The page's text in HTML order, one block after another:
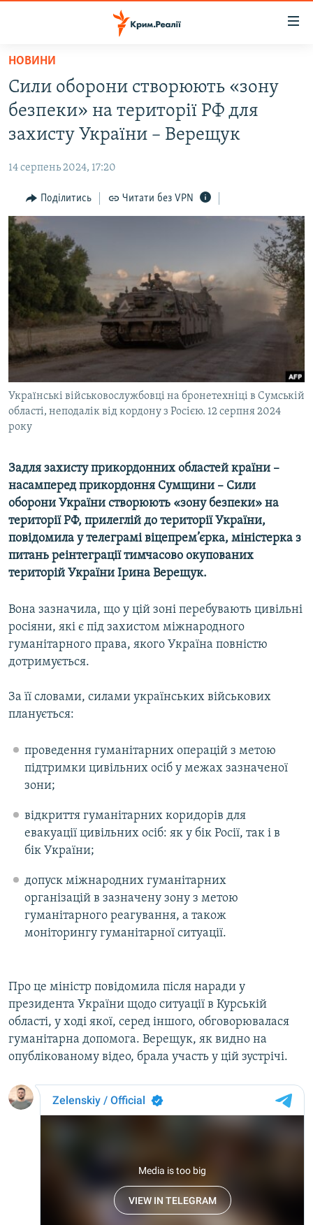
Перейти
основного
матеріалу
до
основної
навігації
Перейти
до
пошуку
ВОДА.КРИМ
ВІДЕО ТА ФОТО
БЛОГИ
ПОГЛЯД
ІНТЕРВ'Ю
ВСЕ ЗА ДЕНЬ
СПЕЦПРОЕКТИ
ДЕПОРТАЦІЯ
ВІДЕОУРОКИ «ELIFBE»
СВІДЧЕННЯ ОКУПАЦІЇ
ІНФОГРАФІКА
ЯК ОБІЙТИ БЛОКУВАННЯ
Русский
Qırımtatar
ДОЛУЧАЙСЯ!
Усі сайти RFE/RL
НОВИНИ
Сили оборони створюють «зону
безпеки» на території РФ для
захисту України – Верещук
14 серпень 2024, 17:20
Поділитись Читати без VPN
Українські військовослужбовці на бронетехніці в Сумській
області, неподалік від кордону з Росією. 12 серпня 2024
року
Задля захисту прикордонних областей країни –
насамперед прикордоння Сумщини – Сили
оборони України створюють «зону безпеки» на
території РФ, прилеглій до території України,
повідомила у телеграмі віцепрем’єрка, міністерка з
питань реінтеграції тимчасово окупованих
територій України Ірина Верещук.
Вона зазначила, що у цій зоні перебувають цивільні
росіяни, які є під захистом міжнародного
гуманітарного права, якого Україна повністю
дотримується.
За її словами, силами українських військових
планується:
проведення гуманітарних операцій з метою
підтримки цивільних осіб у межах зазначеної
зони;
відкриття гуманітарних коридорів для
евакуації цивільних осіб: як у бік Росії, так і в
бік України;
допуск міжнародних гуманітарних
організацій в зазначену зону з метою
гуманітарного реагування, а також
моніторингу гуманітарної ситуації.
Про це міністр повідомила після наради у
президента України щодо ситуації в Курській
області, у ході якої, серед іншого, обговорювалася
гуманітарна допомога. Верещук, як видно на
опублікованому відео, брала участь у цій зустрічі.